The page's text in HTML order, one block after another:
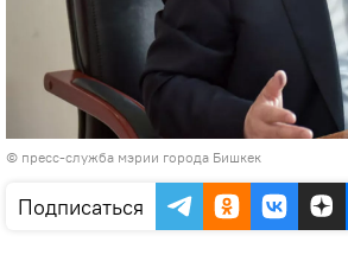
© пресс-служба мэрии города Бишкек
Подписаться